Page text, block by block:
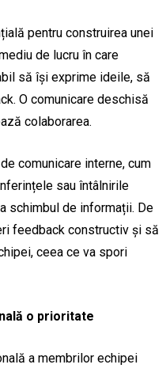
pentru construirea unei
de lucru în care
să își exprime ideile, să
O comunicare deschisă
colaborarea.
comunicare interne, cum
sau întâlnirile
schimbul de informații. De
feedback constructiv și să
ceea ce va spori
o prioritate
a membrilor echipei